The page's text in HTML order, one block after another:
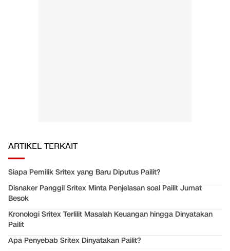
ARTIKEL TERKAIT
Siapa Pemilik Sritex yang Baru Diputus Pailit?
Disnaker Panggil Sritex Minta Penjelasan soal Pailit Jumat
Besok
Kronologi Sritex Terlilit Masalah Keuangan hingga Dinyatakan
Pailit
Apa Penyebab Sritex Dinyatakan Pailit?